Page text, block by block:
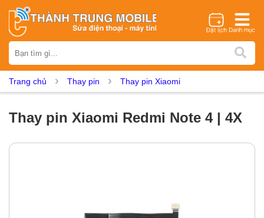
iPhone Samsung Oppo Xiaomi Realme Vivo
Vsmart Nokia
Trang chủ Thay pin Thay pin Xiaomi
Thay pin Xiaomi Redmi Note 4 | 4X